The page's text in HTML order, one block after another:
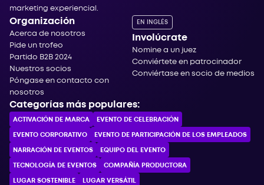
marketing experiencial.
Organización
Acerca de nosotros
Pide un trofeo
Partido B2B 2024
Nuestros socios
Póngase en contacto con
nosotros
EN INGLÉS
Involúcrate
Nomine a un juez
Conviértete en patrocinador
Conviértase en socio de medios
Categorías más populares:
ACTIVACIÓN DE MARCA EVENTO DE CELEBRACIÓN
EVENTO CORPORATIVO EVENTO DE PARTICIPACIÓN DE LOS EMPLEADOS
NARRACIÓN DE EVENTOS EQUIPO DEL EVENTO
TECNOLOGÍA DE EVENTOS COMPAÑÍA PRODUCTORA
LUGAR SOSTENIBLE LUGAR VERSÁTIL